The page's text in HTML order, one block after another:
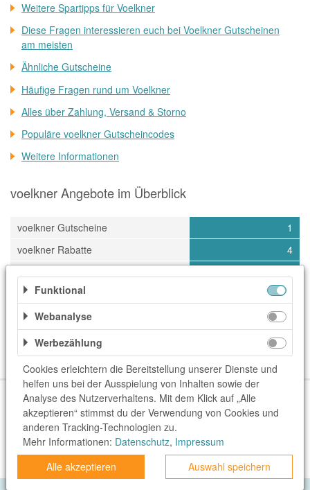
Weitere Spartipps für Voelkner
Diese Fragen interessieren euch bei Voelkner Gutscheinen
am meisten
Ähnliche Gutscheine
Häufige Fragen rund um Voelkner
Alles über Zahlung, Versand & Storno
Populäre voelkner Gutscheincodes
Weitere Informationen
voelkner Angebote im Überblick
voelkner Gutscheine
1
voelkner Rabatte
4
Kategorien
Dienstleister Elektronik & Technik
Haus & Technik
Heimwerken & Garten TV & Video
Über uns Unser Team FAQ blog.rewardo.de
Kontakt
Shops
Sonderaktionen Kategorien
Beste Gutscheine
Neueste Gutscheine
Top Gutscheine
rewardo.ch
rewardo.at
Funktional
Webanalyse
Werbezählung
Cookies erleichtern die Bereitstellung unserer Dienste und
helfen uns bei der Ausspielung von Inhalten sowie der
Analyse des Nutzerverhaltens. Mit dem Klick auf „Alle
akzeptieren“ stimmst du der Verwendung von Cookies und
anderen Tracking-Technologien zu.
Mehr Informationen: Datenschutz, Impressum
Alle akzeptieren
Auswahl speichern